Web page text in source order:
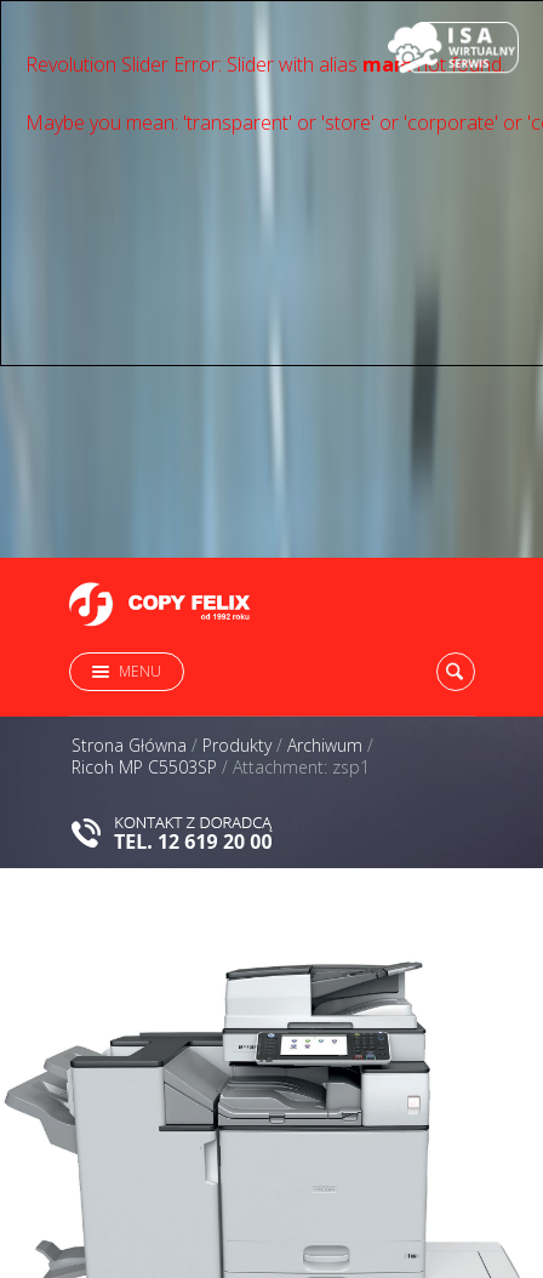
Revolution Slider Error: Slider with alias mainnot found.
Maybe you mean: 'transparent' or 'store' or 'сorporate' or
MENU
Strona Główna / Produkty/ Archiwum /
Ricoh MP C5503SP / Attachment: zsp1